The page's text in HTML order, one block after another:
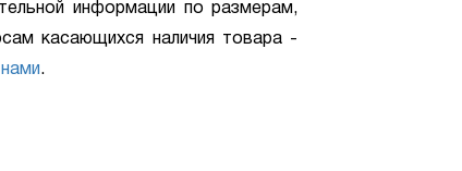
информации по размерам,
касающихся наличия товара -
.